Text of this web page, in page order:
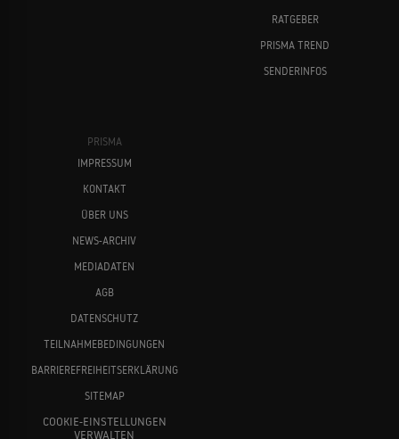
RATGEBER
PRISMA TREND
SENDERINFOS
PRISMA
IMPRESSUM
KONTAKT
ÜBER UNS
NEWS-ARCHIV
MEDIADATEN
AGB
DATENSCHUTZ
TEILNAHMEBEDINGUNGEN
BARRIEREFREIHEITSERKLÄRUNG
SITEMAP
COOKIE-EINSTELLUNGEN
VERWALTEN